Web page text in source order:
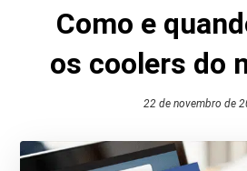
Como e
os coolers do
22 de novembro de